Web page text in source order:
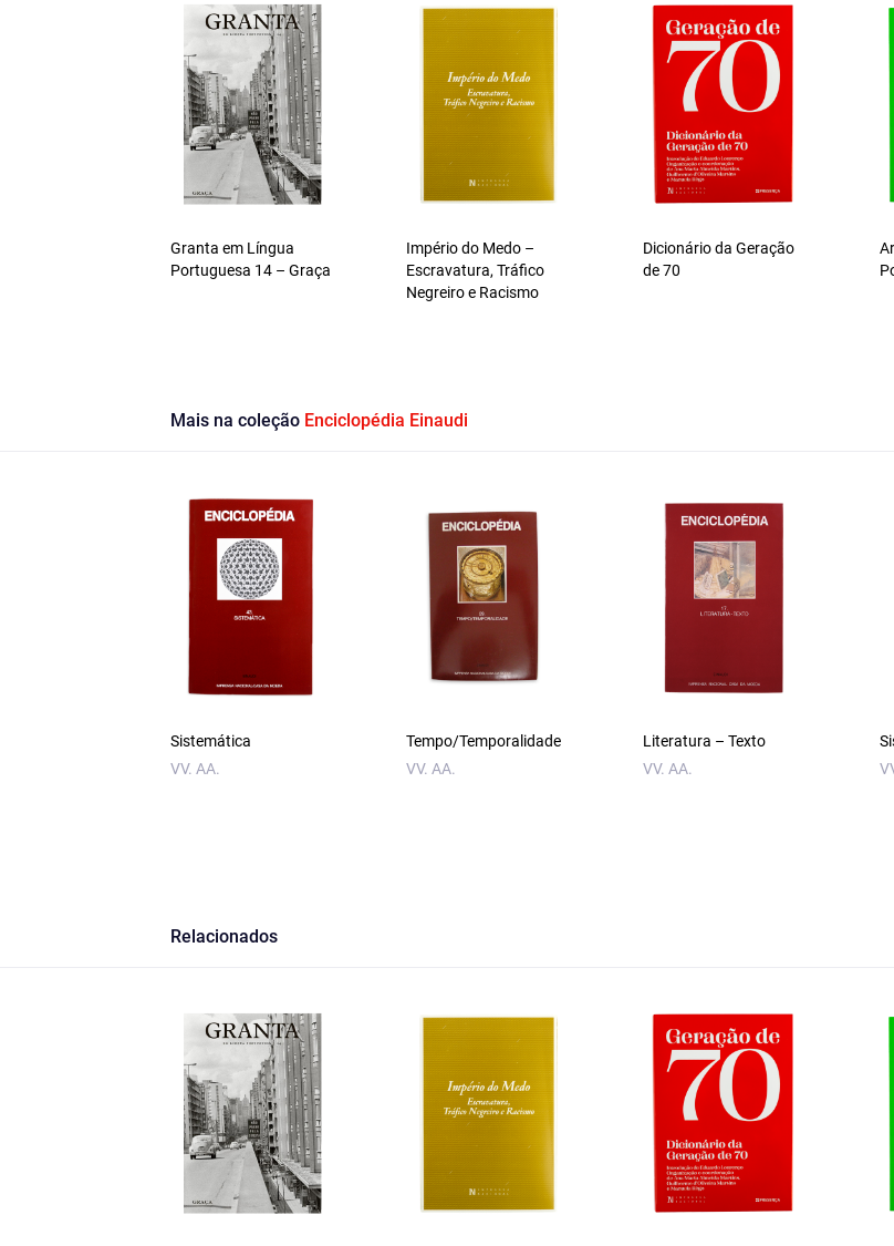
Granta em Língua
Portuguesa 14 – Graça
Império do Medo –
Escravatura, Tráfico
Negreiro e Racismo
Dicionário da Geração
de 70
Mais na coleção Enciclopédia Einaudi
Sistemática
VV. AA.
Tempo/Temporalidade
VV. AA.
Literatura – Texto
VV. AA.
Relacionados